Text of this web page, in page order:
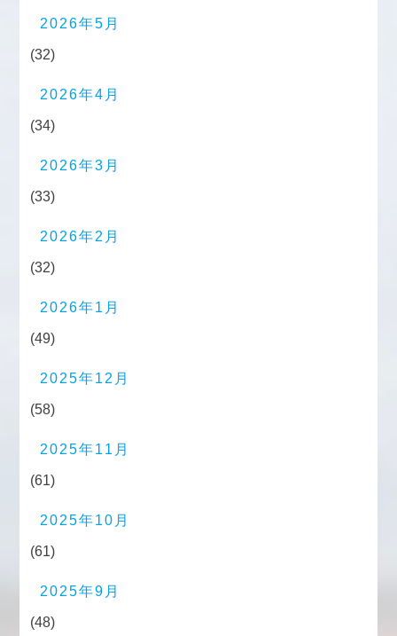
2026年5月
(32)
2026年4月
(34)
2026年3月
(33)
2026年2月
(32)
2026年1月
(49)
2025年12月
(58)
2025年11月
(61)
2025年10月
(61)
2025年9月
(48)